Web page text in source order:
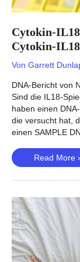
Cytokin-
Cytokin-
Von Garrett
DNA-Bericht von
Sind die IL18-
haben einen
die versucht hat,
einen SAMPLE
Cytokin-
IL18-
Spiegel
2020)
–
Sind
Cytokin-
IL18-
Read More